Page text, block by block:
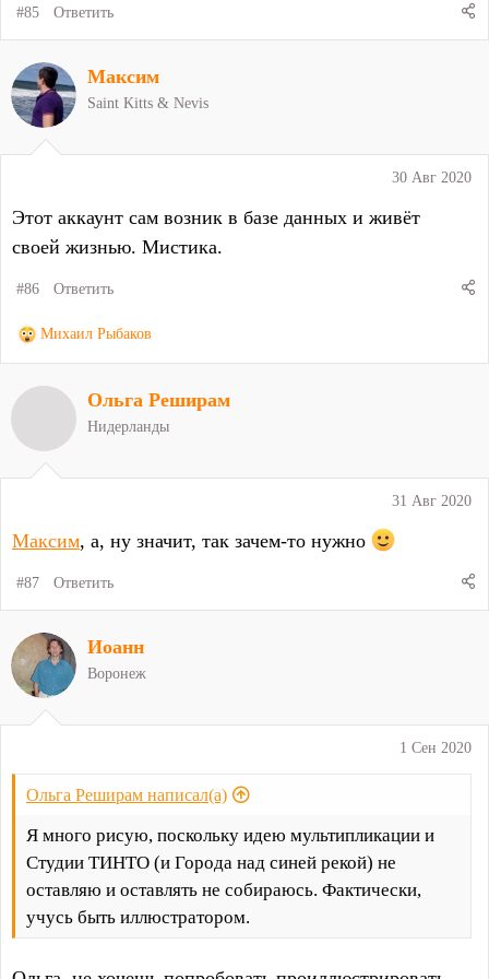
#85 Ответить
30 Авг 2020
Этот аккаунт сам возник в базе данных и живёт
своей жизнью. Мистика.
#86 Ответить
Р
и
Михаил Рыбаков
Максим
Saint Kitts & Nevis
31 Авг 2020
Максим, а, ну значит, так зачем-то нужно
#87 Ответить
Ольга Реширам
Нидерланды
1 Сен 2020
Ольга Реширам написал(а)
Я много рисую, поскольку идею мультипликации и
Студии ТИНТО (и Города над синей рекой) не
оставляю и оставлять не собираюсь. Фактически,
учусь быть иллюстратором.
Иоанн
Воронеж